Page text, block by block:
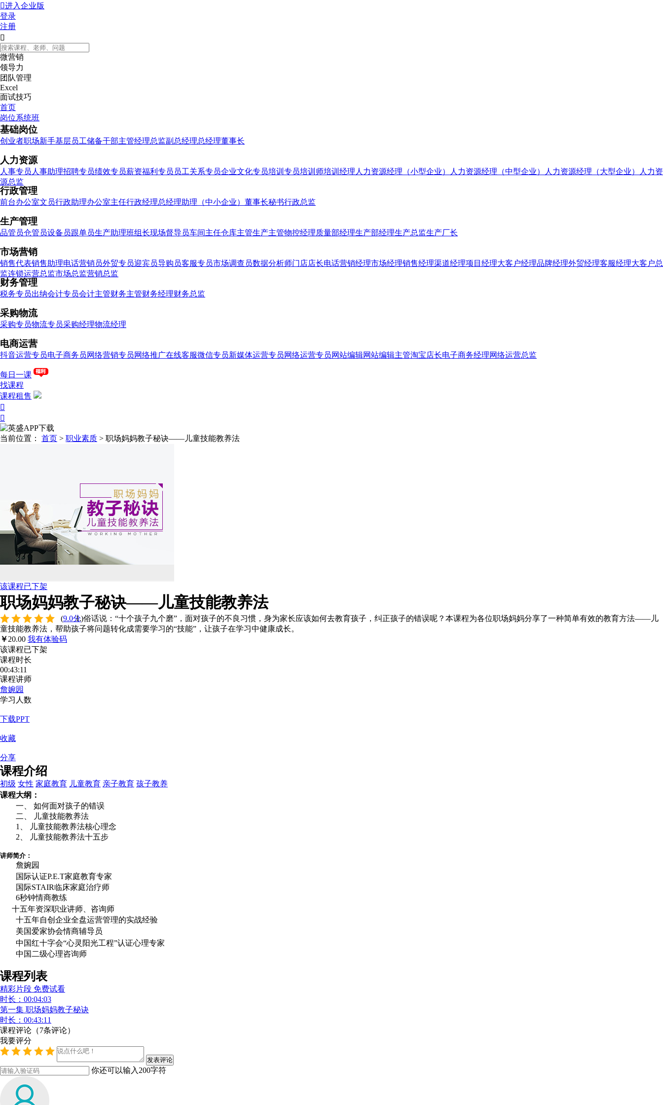
进入企业版
登录
注册

微营销
领导力
团队管理
Excel
面试技巧
首页
岗位系统班
基础岗位
创业者职场新手基层员工储备干部主管经理总监副总经理总经理董事长
人力资源
人事专员 人事助理招聘专员绩效专员薪资福利专员 员工关系专员企业文化专员培训专员培训师培训经理 人力资源经理（小型企业） 人力资源经理（中型企业） 人力资源经理（大型企业）
人力资
源总监
行政管理
前台办公室文员行政助理办公室主任行政经理总经理助理（中小企业） 董事长秘书行政总监
生产管理
品管员仓管员设备员跟单员生产助理班组长现场督导员车间主任仓库主管生产主管物控经理质量部经理生产部经理生产总监生产厂长
市场营销
销售代表销售助理电话营销员外贸专员迎宾员导购员客服专员市场调查员数据分析师门店店长电话营销经理市场经理销售经理渠道经理项目经理大客户经理品牌经理外贸经理客服经理大客户总
监连锁运营总监市场总监营销总监
财务管理
税务专员出纳会计专员会计主管财务主管财务经理财务总监
采购物流
采购专员物流专员采购经理物流经理
电商运营
抖音运营专员电子商务员网络营销专员网络推广在线客服微信专员新媒体运营专员网络运营专员网站编辑网站编辑主管淘宝店长电子商务经理网络运营总监
每日一课
找课程
课程租售


当前位置： 首页 > 职业素质 > 职场妈妈教子秘诀——儿童技能教养法
该课程已下架
职场妈妈教子秘诀——儿童技能教养法
(9.0分)俗话说：“十个孩子九个磨”，面对孩子的不良习惯，身为家长应该如何去教育孩子，纠正孩子的错误呢？本课程为各位职场妈妈分享了一种简单有效的教育方法——儿
童技能教养法，帮助孩子将问题转化成需要学习的“技能”，让孩子在学习中健康成长。
￥20.00 我有体验码
该课程已下架
课程时长
00:43:11
课程讲师
詹婉园
学习人数
下载PPT
收藏
分享
课程介绍
初级 女性 家庭教育 儿童教育 亲子教育 孩子教养
课程大纲：
一、 如何面对孩子的错误
二、 儿童技能教养法
1、 儿童技能教养法核心理念
2、 儿童技能教养法十五步
讲师简介：
詹婉园
国际认证P.E.T家庭教育专家
国际STAIR临床家庭治疗师
6秒钟情商教练
十五年资深职业讲师、咨询师
十五年自创企业全盘运营管理的实战经验
美国爱家协会情商辅导员
中国红十字会“心灵阳光工程”认证心理专家
中国二级心理咨询师
课程列表
精彩片段 免费试看
时长：00:04:03
第一集 职场妈妈教子秘诀
时长：00:43:11
课程评论 （7条评论）
我要评分
你还可以输入 200字符